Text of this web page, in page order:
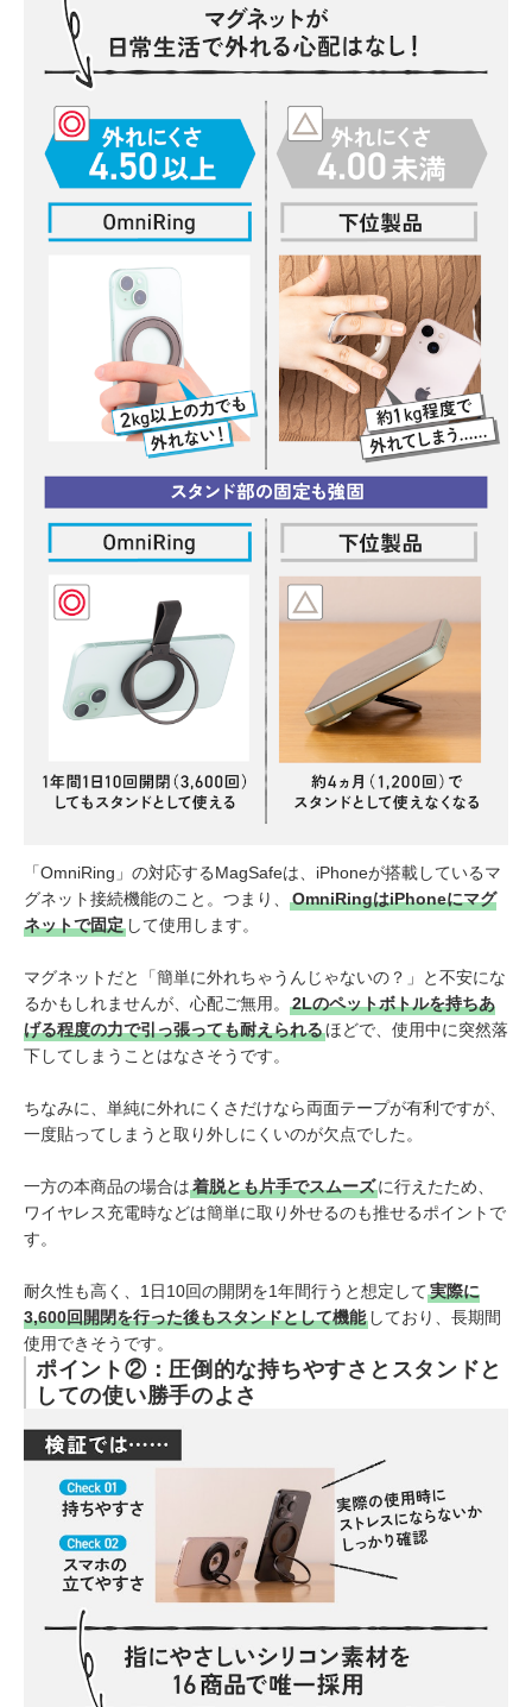
「OmniRing」の対応するMagSafeは、iPhoneが搭載しているマ
グネット接続機能のこと。つまり、
OmniRingはiPhoneにマグ
ネットで固定 して使用します。
マグネットだと「簡単に外れちゃうんじゃないの？」と不安にな
るかもしれませんが、心配ご無用。
2Lのペットボトルを持ちあ
げる程度の力で引っ張っても耐えられるほどで、使用中に突然落
下してしまうことはなさそうです。
ちなみに、単純に外れにくさだけなら両面テープが有利ですが、
一度貼ってしまうと取り外しにくいのが欠点でした。
一方の本商品の場合は着脱とも片手でスムーズに行えたため、
ワイヤレス充電時などは簡単に取り外せるのも推せるポイントで
す。
耐久性も高く、1日10回の開閉を1年間行うと想定して実際に
3,600回開閉を行った後もスタンドとして機能 しており、長期間
使用できそうです。
ポイント②：圧倒的な持ちやすさとスタンドと
しての使い勝手のよさ